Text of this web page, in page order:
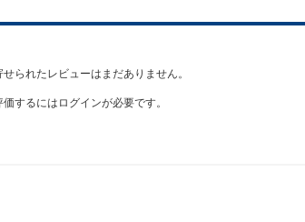
られたレビューはまだありません。
価するには ログインが必要です。